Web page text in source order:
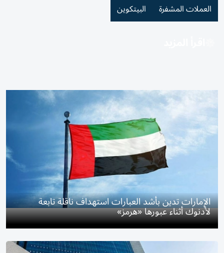
العملات المشفرة البيتكوين
الإمارات تدين بأشد العبارات استهداف ناقلة تابعة
لأدنوك أثناء عبورها «هرمز»